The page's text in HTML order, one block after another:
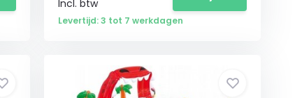
Incl. btw
Levertijd: 3 tot 7 werkdagen